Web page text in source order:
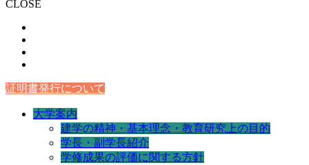
CLOSE
証明書発行について
大学案内
建学の精神・基本理念・教育研究上の目的
学長・副学長紹介
学修成果の評価に関する方針